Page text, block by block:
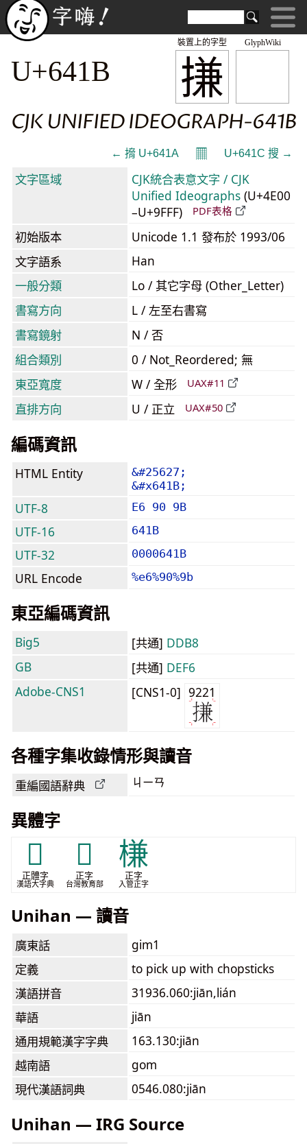
GlyphWiki
搛
裝置上的字型
U+641B
CJK UNIFIED IDEOGRAPH-641B
← 搚 U+641A 𝄜 U+641C 搜 →
文字區域
CJK統合表意文字 / CJK
Unified Ideographs (U+4E00
–U+9FFF)
PDF表格
初始版本
Unicode 1.1 發布於 1993/06
文字語系
Han
一般分類
Lo / 其它字母 (Other_Letter)
書寫方向
L / 左至右書寫
書寫鏡射
N / 否
組合類別
0 / Not_Reordered; 無
東亞寬度
W / 全形 UAX#11
直排方向 U / 正立 UAX#50
編碼資訊
HTML Entity
&#25627;
&#x641B;
UTF-8 E6 90 9B
UTF-16 641B
UTF-32 0000641B
URL Encode %e6%90%9b
東亞編碼資訊
Big5 [共通] DDB8
GB
[共通] DEF6
Adobe-CNS1
[CNS1-0] 9221
各種字集收錄情形與讀音
重編國語辭典 ㄐㄧㄢ
異體字
𣀃
正體字
漢語大字典
𣀊
正字
台灣教育部
槏
正字
入管正字
Unihan — 讀音
廣東話
gim1
定義
to pick up with chopsticks
漢語拼音
31936.060:jiān,lián
華語
jiān
通用規範漢字字典
163.130:jiān
越南語
gom
現代漢語詞典
0546.080:jiān
Unihan — IRG Source